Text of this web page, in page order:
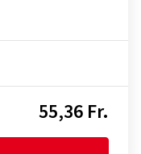
55,36 Fr.